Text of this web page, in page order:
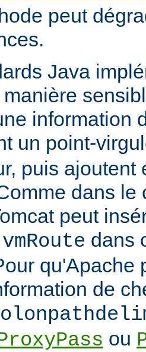
peut
Java
information
un point-
puis ajoutent
dans le
peut
dans
qu'Apache
de
ou